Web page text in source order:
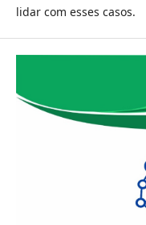
lidar com esses casos.